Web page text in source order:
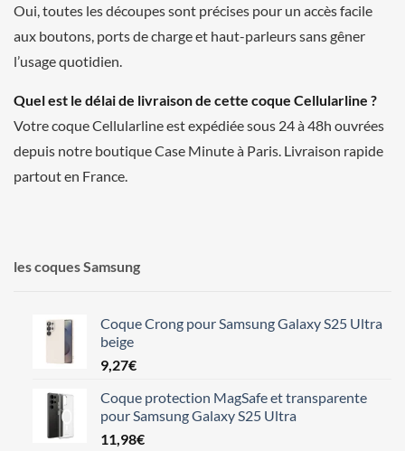
Oui, toutes les découpes sont précises pour un accès facile
aux boutons, ports de charge et haut-parleurs sans gêner
l’usage quotidien.
Quel est le délai de livraison de cette coque Cellularline ?
Votre coque Cellularline est expédiée sous 24 à 48h ouvrées
depuis notre boutique Case Minute à Paris. Livraison rapide
partout en France.
les coques Samsung
Coque Crong pour Samsung Galaxy S25 Ultra
beige
9,27€
Coque protection MagSafe et transparente
pour Samsung Galaxy S25 Ultra
11,98€